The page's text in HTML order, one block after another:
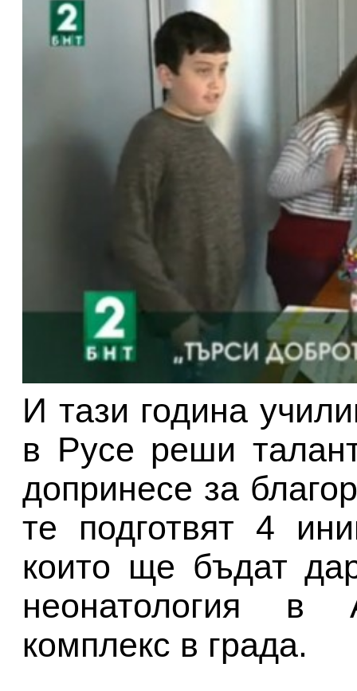
И тази година
в Русе реши
допринесе за
те подготвят 4
които ще бъдат
неонатология в
комплекс в града.